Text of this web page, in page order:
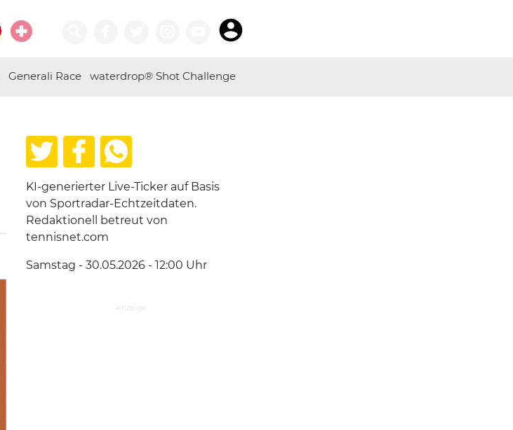
Generali Race waterdrop® Shot Challenge
KI-generierter Live-Ticker auf Basis
von Sportradar-Echtzeitdaten.
Redaktionell betreut von
tennisnet.com
Samstag - 30.05.2026 - 12:00 Uhr